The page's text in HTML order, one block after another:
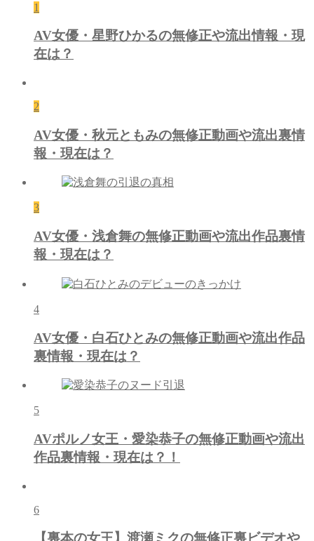
1
AV女優・星野ひかるの無修正や流出情報・現
在は？
2
AV女優・秋元ともみの無修正動画や流出裏情
報・現在は？
3
AV女優・浅倉舞の無修正動画や流出作品裏情
報・現在は？
4
AV女優・白石ひとみの無修正動画や流出作品
裏情報・現在は？
5
AVポルノ女王・愛染恭子の無修正動画や流出
作品裏情報・現在は？！
6